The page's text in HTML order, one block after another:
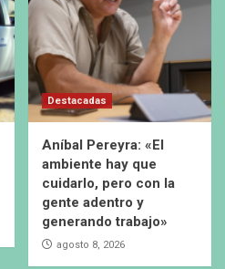
Destacadas
Aníbal Pereyra: «El
ambiente hay que
cuidarlo, pero con la
gente adentro y
generando trabajo»
agosto 8, 2026